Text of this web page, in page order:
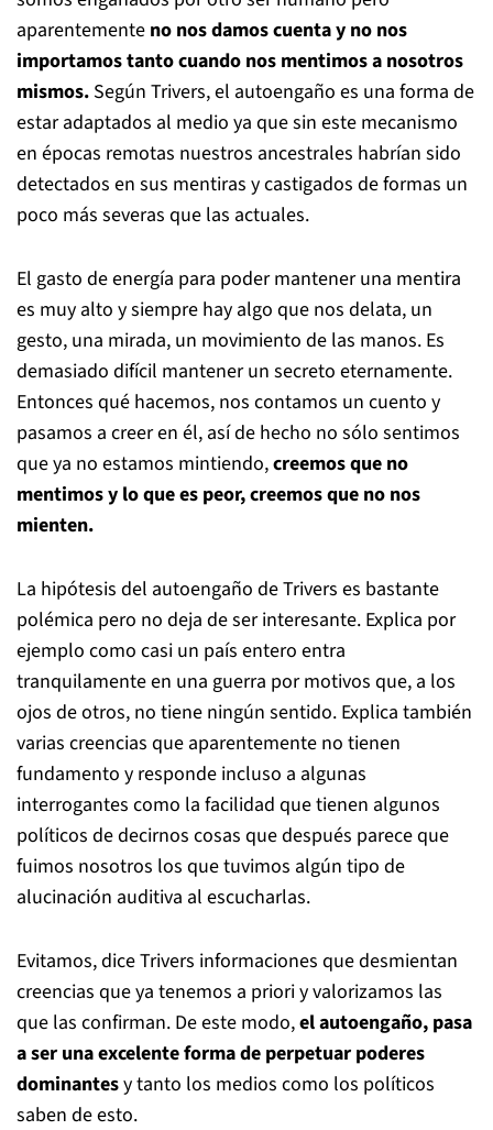
aparentemente no nos damos cuenta y no nos
importamos tanto cuando nos mentimos a nosotros
mismos. Según Trivers, el autoengaño es una forma de
estar adaptados al medio ya que sin este mecanismo
en épocas remotas nuestros ancestrales habrían sido
detectados en sus mentiras y castigados de formas un
poco más severas que las actuales.
El gasto de energía para poder mantener una mentira
es muy alto y siempre hay algo que nos delata, un
gesto, una mirada, un movimiento de las manos. Es
demasiado difícil mantener un secreto eternamente.
Entonces qué hacemos, nos contamos un cuento y
pasamos a creer en él, así de hecho no sólo sentimos
que ya no estamos mintiendo,creemos que no
mentimos y lo que es peor, creemos que no nos
mienten.
La hipótesis del autoengaño de Trivers es bastante
polémica pero no deja de ser interesante. Explica por
ejemplo como casi un país entero entra
tranquilamente en una guerra por motivos que, a los
ojos de otros, no tiene ningún sentido. Explica también
varias creencias que aparentemente no tienen
fundamento y responde incluso a algunas
interrogantes como la facilidad que tienen algunos
políticos de decirnos cosas que después parece que
fuimos nosotros los que tuvimos algún tipo de
alucinación auditiva al escucharlas.
Evitamos, dice Trivers informaciones que desmientan
creencias que ya tenemos a priori y valorizamos las
que las confirman. De este modo,el autoengaño, pasa
a ser una excelente forma de perpetuar poderes
dominantesy tanto los medios como los políticos
saben de esto.